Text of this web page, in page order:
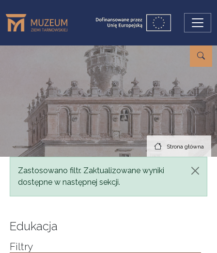
Strona główna
Komunikat
Zastosowano filtr. Zaktualizowane wyniki
dostępne w następnej sekcji.
Edukacja
Filtry